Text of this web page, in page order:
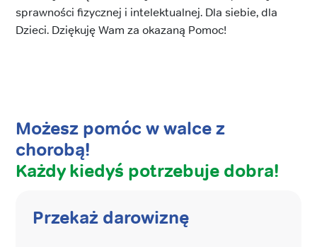
sprawności fizycznej i intelektualnej. Dla siebie, dla
Dzieci. Dziękuję Wam za okazaną Pomoc!
Możesz pomóc w walce z
chorobą!
Każdy kiedyś potrzebuje dobra!
Przekaż darowiznę